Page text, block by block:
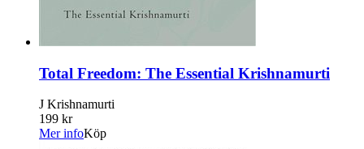
Total Freedom: The Essential Krishnamurti
J Krishnamurti
199 kr
Mer infoKöp